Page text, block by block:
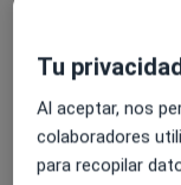
Policlínica San
Cl. Pérez
Aseguradoras
Fiatc
Tu
Al aceptar, nos
colaboradores
para recopilar